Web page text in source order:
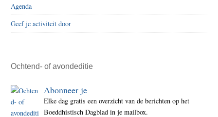
Agenda
Geef je activiteit door
Ochtend- of avondeditie
Abonneer je
Elke dag gratis een overzicht van de berichten op het
Boeddhistisch Dagblad in je mailbox.